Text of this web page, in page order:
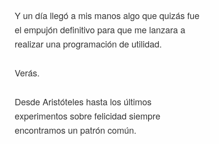
Y un día llegó a mis manos algo que quizás fue
el empujón definitivo para que me lanzara a
realizar una programación de utilidad.
Verás.
Desde Aristóteles hasta los últimos
experimentos sobre felicidad siempre
encontramos un patrón común.